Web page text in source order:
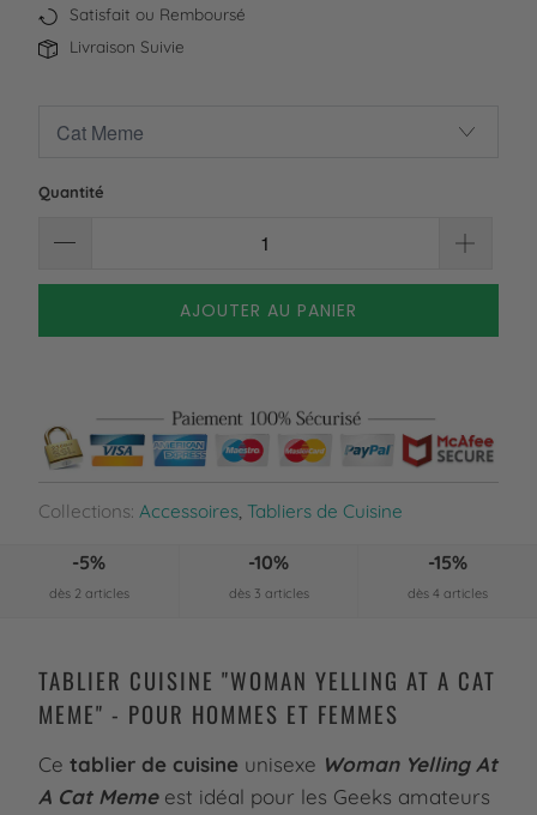
Satisfait ou Remboursé
Livraison Suivie
Quantité
AJOUTER AU PANIER
Collections: Accessoires, Tabliers de Cuisine
-5%
dès 2 articles
-10%
dès 3 articles
-15%
dès 4 articles
TABLIER CUISINE "WOMAN YELLING AT A CAT
MEME" - POUR HOMMES ET FEMMES
Ce tablier de cuisine unisexe Woman Yelling At
A Cat Memeest idéal pour les Geeks amateurs